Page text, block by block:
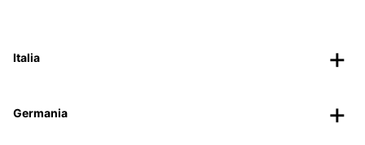
Italia
Germania